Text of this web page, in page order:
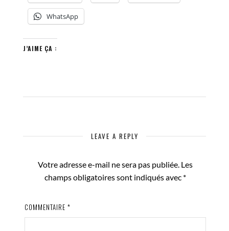
WhatsApp
J’AIME ÇA :
LEAVE A REPLY
Votre adresse e-mail ne sera pas publiée. Les
champs obligatoires sont indiqués avec *
COMMENTAIRE *